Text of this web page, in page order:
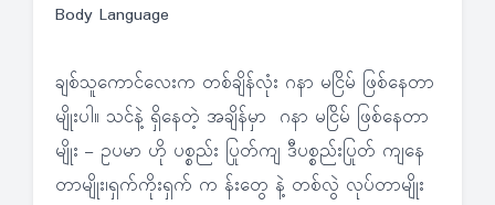
Body Language
ချစ်သူကောင်လေးက တစ်ချိန်လုံး ဂနာ မငြိမ် ဖြစ်နေတာ
မျိုးပါ။ သင်နဲ့ ရှိနေတဲ့ အချိန်မှာ ဂနာ မငြိမ် ဖြစ်နေတာ
မျိုး – ဥပမာ ဟို ပစ္စည်း ပြုတ်ကျ ဒီပစ္စည်းပြုတ် ကျနေ
တာမျိုး၊ရှက်ကိုးရှက် က န်းတွေ နဲ့ တစ်လွဲ လုပ်တာမျိုး